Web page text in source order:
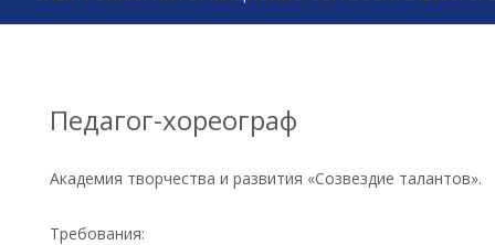
Педагог-хореограф
Академия творчества и развития «Созвездие талантов».
Требования: